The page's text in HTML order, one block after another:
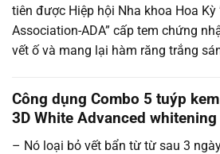
tiên được Hiệp hội Nha khoa Hoa Kỳ
Association-ADA” cấp tem chứng
vết ố và mang lại hàm răng trắng
Công dụng Combo 5 tuýp
3D White Advanced
– Nó loại bỏ vết bẩn từ từ sau 3